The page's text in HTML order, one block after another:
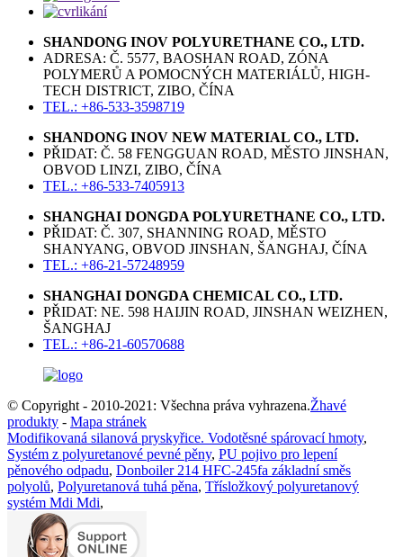
SHANDONG INOV POLYURETHANE CO., LTD.
ADRESA: Č. 5577, BAOSHAN ROAD, ZÓNA
POLYMERŮ A POMOCNÝCH MATERIÁLŮ, HIGH-
TECH DISTRICT, ZIBO, ČÍNA
TEL.: +86-533-3598719
SHANDONG INOV NEW MATERIAL CO., LTD.
PŘIDAT: Č. 58 FENGGUAN ROAD, MĚSTO JINSHAN,
OBVOD LINZI, ZIBO, ČÍNA
TEL.: +86-533-7405913
SHANGHAI DONGDA POLYURETHANE CO., LTD.
PŘIDAT: Č. 307, SHANNING ROAD, MĚSTO
SHANYANG, OBVOD JINSHAN, ŠANGHAJ, ČÍNA
TEL.: +86-21-57248959
SHANGHAI DONGDA CHEMICAL CO., LTD.
PŘIDAT: NE. 598 HAIJIN ROAD, JINSHAN WEIZHEN,
ŠANGHAJ
TEL.: +86-21-60570688
© Copyright - 2010-2021: Všechna práva vyhrazena.Žhavé
produkty - Mapa stránek
Modifikovaná silanová pryskyřice. Vodotěsné spárovací hmoty,
Systém z polyuretanové pevné pěny, PU pojivo pro lepení
pěnového odpadu, Donboiler 214 HFC-245fa základní směs
polyolů, Polyuretanová tuhá pěna, Třísložkový polyuretanový
systém Mdi Mdi,